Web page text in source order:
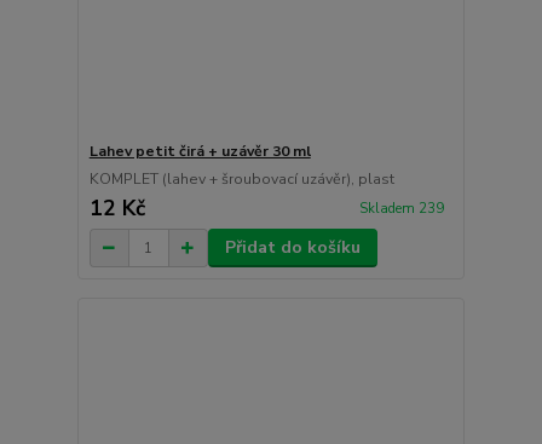
Lahev petit čirá + uzávěr 30 ml
KOMPLET (lahev + šroubovací uzávěr), plast
12 Kč Skladem 239
Přidat do košíku